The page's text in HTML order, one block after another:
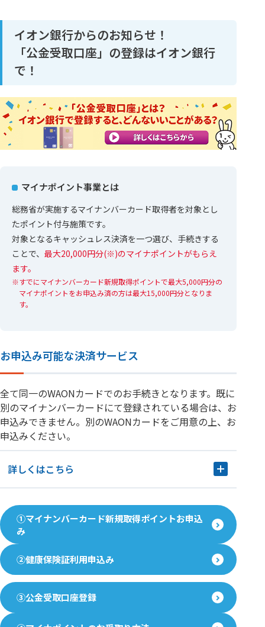
イオン銀行からのお知らせ！
「公金受取口座」の登録はイオン銀行
で！
マイナポイント事業とは
総務省が実施するマイナンバーカード取得者を対象とし
たポイント付与施策です。
対象となるキャッシュレス決済を一つ選び、手続きする
ことで、 最大20,000円分(※)のマイナポイントがもらえ
ます。
すでにマイナンバーカード新規取得ポイントで最大5,000円分の
マイナポイントをお申込み済の方は最大15,000円分となりま
す。
お申込み可能な決済サービス
全て同一のWAONカードでのお手続きとなります。既に
別のマイナンバーカードにて登録されている場合は、お
申込みできません。別のWAONカードをご用意の上、お
申込みください。
詳しくはこちら
①マイナンバーカード新規取得ポイントお申込
み
②健康保険証利用申込み
③公金受取口座登録